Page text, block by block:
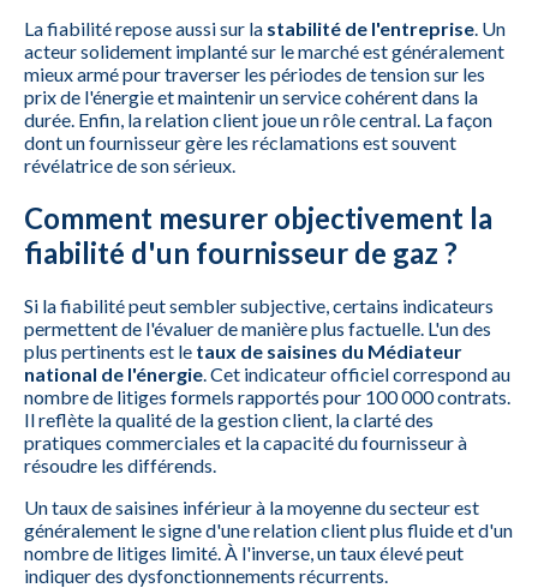
La fiabilité repose aussi sur la stabilité de l'entreprise. Un
acteur solidement implanté sur le marché est généralement
mieux armé pour traverser les périodes de tension sur les
prix de l'énergie et maintenir un service cohérent dans la
durée. Enfin, la relation client joue un rôle central. La façon
dont un fournisseur gère les réclamations est souvent
révélatrice de son sérieux.
Comment mesurer objectivement la
fiabilité d'un fournisseur de gaz ?
Si la fiabilité peut sembler subjective, certains indicateurs
permettent de l'évaluer de manière plus factuelle. L'un des
plus pertinents est le taux de saisines du Médiateur
national de l'énergie. Cet indicateur officiel correspond au
nombre de litiges formels rapportés pour 100 000 contrats.
Il reflète la qualité de la gestion client, la clarté des
pratiques commerciales et la capacité du fournisseur à
résoudre les différends.
Un taux de saisines inférieur à la moyenne du secteur est
généralement le signe d'une relation client plus fluide et d'un
nombre de litiges limité. À l'inverse, un taux élevé peut
indiquer des dysfonctionnements récurrents.